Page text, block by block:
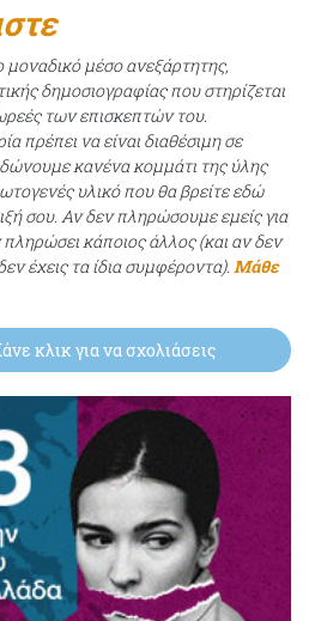
μοναδικό μέσο ανεξάρτητης,
δημοσιογραφίας που στηρίζεται
των επισκεπτών του.
πρέπει να είναι διαθέσιμη σε
κανένα κομμάτι της ύλης
υλικό που θα βρείτε εδώ
σου. Αν δεν πληρώσουμε εμείς για
κάποιος άλλος (και αν δεν
έχεις τα ίδια συμφέροντα). Μάθε
κλικ για να σχολιάσεις